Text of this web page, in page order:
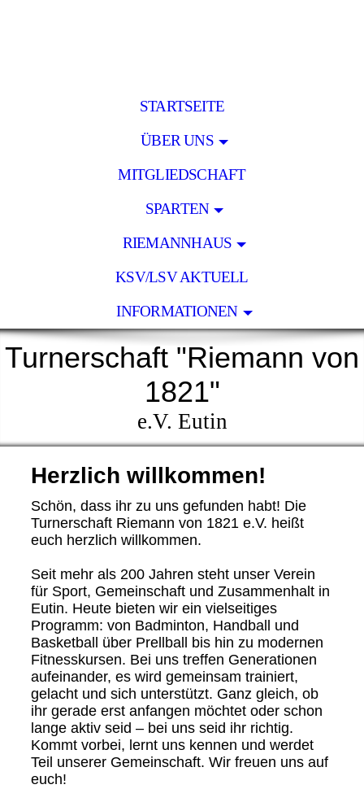
STARTSEITE
ÜBER UNS
MITGLIEDSCHAFT
SPARTEN
RIEMANNHAUS
KSV/LSV AKTUELL
INFORMATIONEN
Turnerschaft "Riemann von
1821"
e.V. Eutin
Herzlich willkommen!
Schön, dass ihr zu uns gefunden habt! Die
Turnerschaft Riemann von 1821 e.V. heißt
euch herzlich willkommen.
Seit mehr als 200 Jahren steht unser Verein
für Sport, Gemeinschaft und Zusammenhalt in
Eutin. Heute bieten wir ein vielseitiges
Programm: von Badminton, Handball und
Basketball über Prellball bis hin zu modernen
Fitnesskursen. Bei uns treffen Generationen
aufeinander, es wird gemeinsam trainiert,
gelacht und sich unterstützt. Ganz gleich, ob
ihr gerade erst anfangen möchtet oder schon
lange aktiv seid – bei uns seid ihr richtig.
Kommt vorbei, lernt uns kennen und werdet
Teil unserer Gemeinschaft. Wir freuen uns auf
euch!